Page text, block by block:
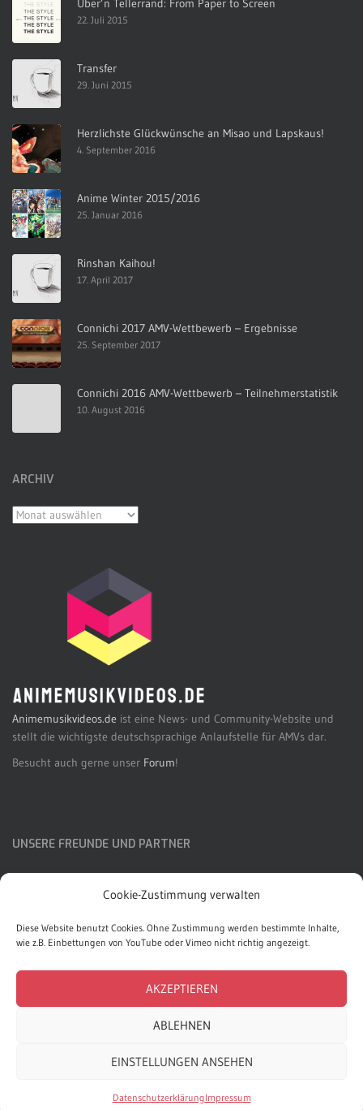
Cookie-Zustimmung verwalten
Diese Website benutzt Cookies. Ohne Zustimmung werden bestimmte Inhalte,
wie z.B. Einbettungen von YouTube oder Vimeo nicht richtig angezeigt.
AKZEPTIEREN
ABLEHNEN
EINSTELLUNGEN ANSEHEN
DatenschutzerklärungImpressum
Über’n Tellerrand: From Paper to Screen
22. Juli 2015
Transfer
29. Juni 2015
Herzlichste Glückwünsche an Misao und Lapskaus!
4. September 2016
Anime Winter 2015/2016
25. Januar 2016
Rinshan Kaihou!
17. April 2017
Connichi 2017 AMV-Wettbewerb – Ergebnisse
25. September 2017
Connichi 2016 AMV-Wettbewerb – Teilnehmerstatistik
10. August 2016
ARCHIV
Archiv
Animemusikvideos.de ist eine News- und Community-Website und
stellt die wichtigste deutschsprachige Anlaufstelle für AMVs dar.
Besucht auch gerne unser Forum!
UNSERE FREUNDE UND PARTNER
Connichi
Animemusikvideos.deAll rights reserved.